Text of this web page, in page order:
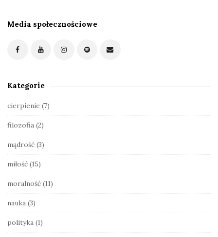
S
d
a
Media społecznościowe
Kategorie
cierpienie (7)
filozofia (2)
mądrość (3)
miłość (15)
moralność (11)
nauka (3)
polityka (1)